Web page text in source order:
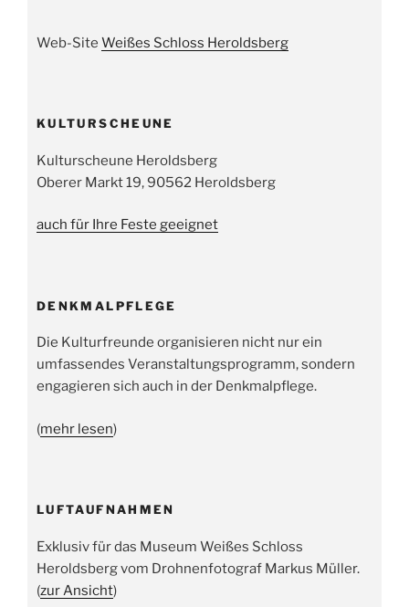
Web-Site Weißes Schloss Heroldsberg
KULTURSCHEUNE
Kulturscheune Heroldsberg
Oberer Markt 19, 90562 Heroldsberg
auch für Ihre Feste geeignet
DENKMALPFLEGE
Die Kulturfreunde organisieren nicht nur ein
umfassendes Veranstaltungsprogramm, sondern
engagieren sich auch in der Denkmalpflege.
(mehr lesen)
LUFTAUFNAHMEN
Exklusiv für das Museum Weißes Schloss
Heroldsberg vom Drohnenfotograf Markus Müller.
(zur Ansicht)